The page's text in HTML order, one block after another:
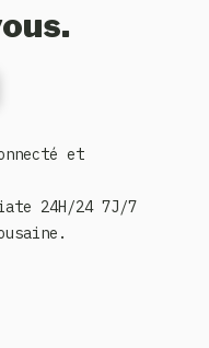
.
et
24H/24 7J/7